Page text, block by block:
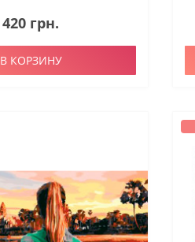
420 грн.
В КОРЗИНУ